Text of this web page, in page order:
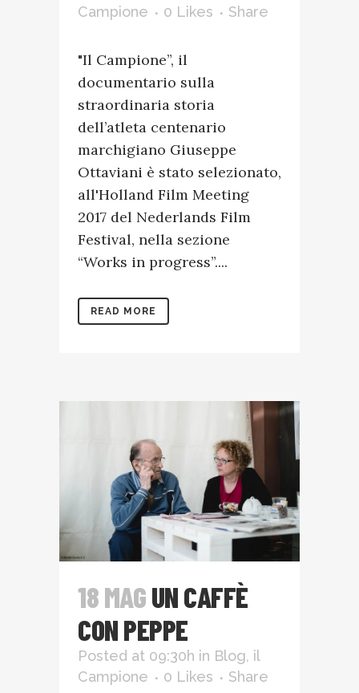
Campione
0 Likes Share
"Il Campione”, il
documentario sulla
straordinaria storia
dell’atleta centenario
marchigiano Giuseppe
Ottaviani è stato selezionato,
all'Holland Film Meeting
2017 del Nederlands Film
Festival, nella sezione
“Works in progress”....
READ MORE
18 MAGUN CAFFÈ
CON PEPPE
Posted at 09:30h in Blog, il
Campione
0 Likes Share